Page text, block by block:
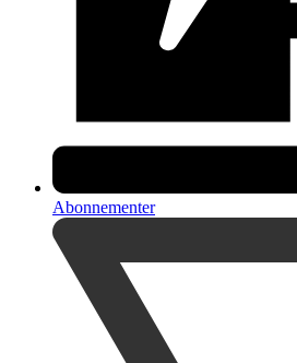
Abonnementer